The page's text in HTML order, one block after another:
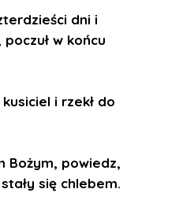
dni i
w końcu
i rzekł do
Bożym, powiedz,
się chlebem.